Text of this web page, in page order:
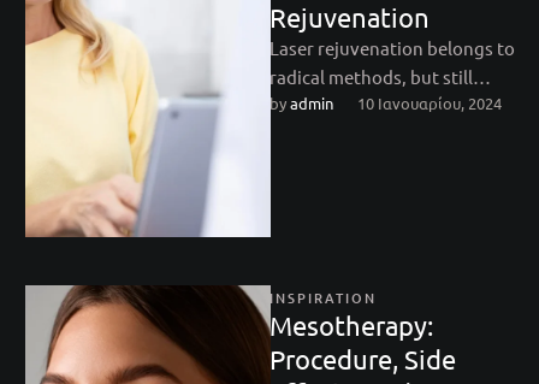
Rejuvenation
Laser rejuvenation belongs to
radical methods, but still
does not imply such serious
by admin 10 Ιανουαρίου, 2024
INSPIRATION
Mesotherapy:
Procedure, Side